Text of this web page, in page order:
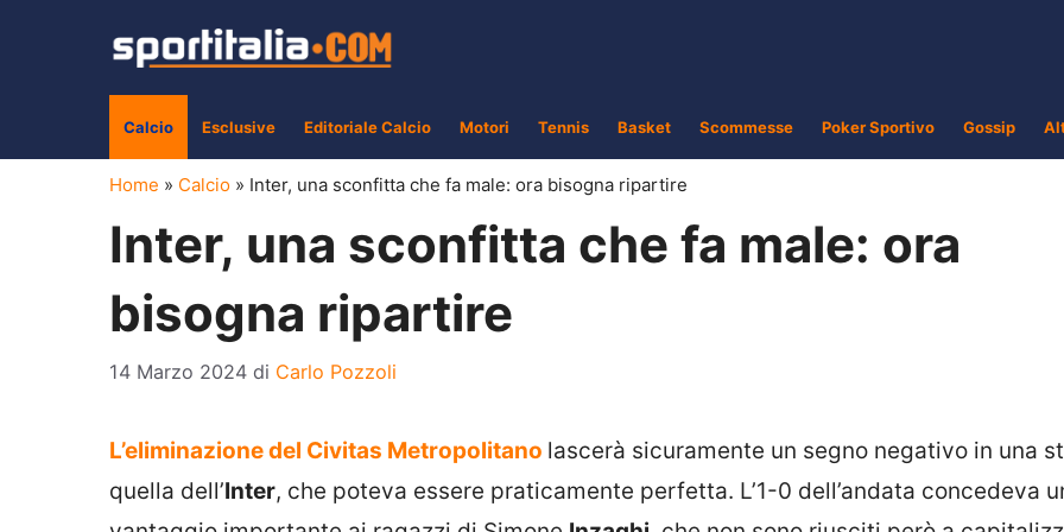
Calcio Esclusive Editoriale Calcio Motori Tennis Basket Scommesse Poker Sportivo Gossip
Home » Calcio » Inter, una sconfitta che fa male: ora bisogna ripartire
Inter, una sconfitta che fa male: ora
bisogna ripartire
14 Marzo 2024 di Carlo Pozzoli
L’eliminazione del Civitas Metropolitano lascerà sicuramente un segno negativo in una
quella dell’Inter, che poteva essere praticamente perfetta. L’1-0 dell’andata concedeva